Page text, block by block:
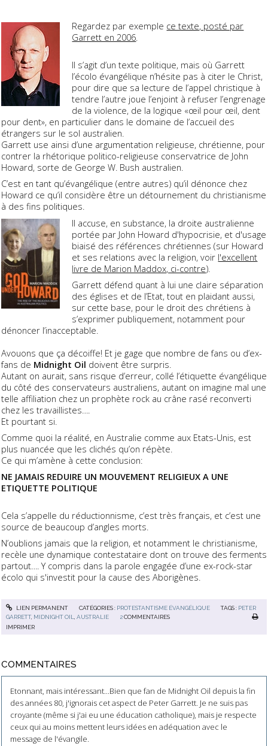
Regardez par exemple ce texte, posté par
Garrett en 2006.
Il s’agit d’un texte politique, mais où Garrett
l’écolo évangélique n’hésite pas à citer le Christ,
pour dire que sa lecture de l’appel christique à
tendre l’autre joue l’enjoint à refuser l’engrenage
de la violence, de la logique «œil pour œil, dent
pour dent», en particulier dans le domaine de l’accueil des
étrangers sur le sol australien.
Garrett use ainsi d’une argumentation religieuse, chrétienne, pour
contrer la rhétorique politico-religieuse conservatrice de John
Howard, sorte de George W. Bush australien.
C’est en tant qu’évangélique (entre autres) qu’il dénonce chez
Howard ce qu’il considère être un détournement du christianisme
à des fins politiques.
Il accuse, en substance, la droite australienne
portée par John Howard d'hypocrisie, et d'usage
biaisé des références chrétiennes (sur Howard
et ses relations avec la religion, voir l'excellent
livre de Marion Maddox, ci-contre).
Garrett défend quant à lui une claire séparation
des églises et de l’Etat, tout en plaidant aussi,
sur cette base, pour le droit des chrétiens à
s’exprimer publiquement, notamment pour
dénoncer l’inacceptable.
Avouons que ça décoiffe! Et je gage que nombre de fans ou d’ex-
fans de Midnight Oil doivent être surpris.
Autant on aurait, sans risque d’erreur, collé l’étiquette évangélique
du côté des conservateurs australiens, autant on imagine mal une
telle affiliation chez un prophète rock au crâne rasé reconverti
chez les travaillistes….
Et pourtant si.
Comme quoi la réalité, en Australie comme aux Etats-Unis, est
plus nuancée que les clichés qu’on répète.
Ce qui m’amène à cette conclusion:
NE JAMAIS REDUIRE UN MOUVEMENT RELIGIEUX A UNE
ETIQUETTE POLITIQUE
Cela s’appelle du réductionnisme, c’est très français, et c’est une
source de beaucoup d’angles morts.
N’oublions jamais que la religion, et notamment le christianisme,
recèle une dynamique contestataire dont on trouve des ferments
partout…. Y compris dans la parole engagée d’une ex-rock-star
écolo qui s'investit pour la cause des Aborigènes.
LIEN PERMANENT CATÉGORIES : PROTESTANTISME ÉVANGÉLIQUE TAGS : PETER
GARRETT, MIDNIGHT OIL,AUSTRALIE 2 COMMENTAIRES
IMPRIMER
COMMENTAIRES
Etonnant, mais intéressant...Bien que fan de Midnight Oil depuis la fin
des années 80, j'ignorais cet aspect de Peter Garrett. Je ne suis pas
croyante (même si j'ai eu une éducation catholique), mais je respecte
ceux qui au moins mettent leurs idées en adéquation avec le
message de l'évangile.